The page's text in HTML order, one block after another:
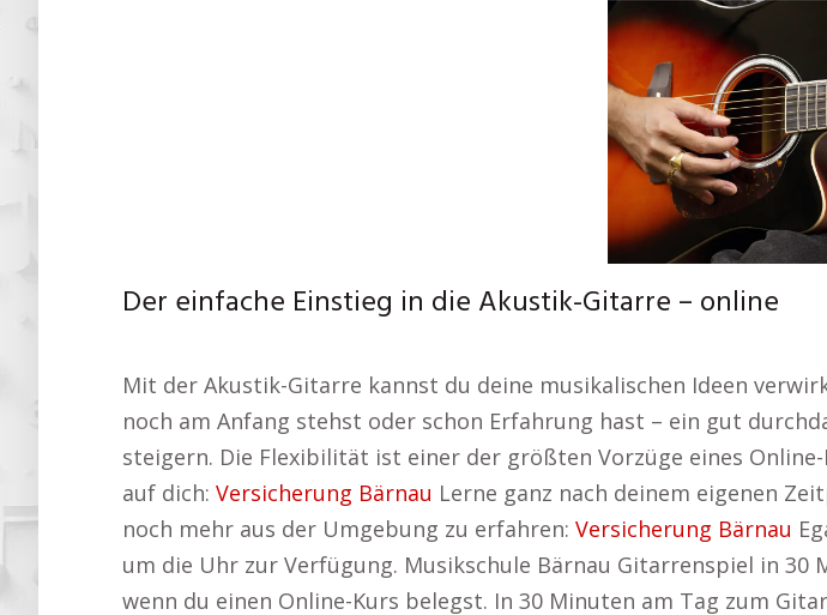
Der einfache Einstieg in die Akustik-Gitarre – online
Mit der Akustik-Gitarre kannst du deine musikalischen Ideen
noch am Anfang stehst oder schon Erfahrung hast – ein gut
steigern. Die Flexibilität ist einer der größten Vorzüge eines
auf dich: Versicherung Bärnau Lerne ganz nach deinem eigenen
noch mehr aus der Umgebung zu erfahren: Versicherung Bärnau
um die Uhr zur Verfügung. Musikschule Bärnau Gitarrenspiel in
wenn du einen Online-Kurs belegst. In 30 Minuten am Tag zum